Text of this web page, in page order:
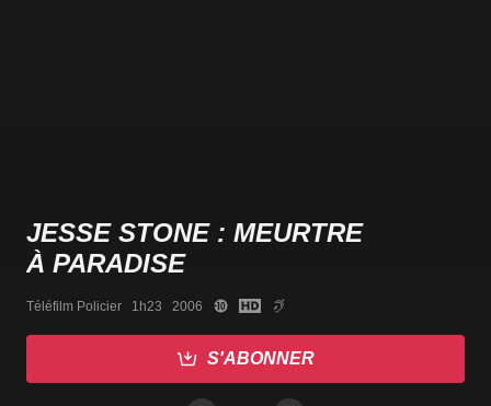
JESSE STONE : MEURTRE
À PARADISE
Téléfilm Policier   1h23   2006
S'ABONNER